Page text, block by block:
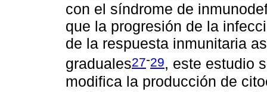
con el síndrome de
que la progresión de la
de la respuesta inmunitaria
graduales27-29, este estudio
modifica la producción de